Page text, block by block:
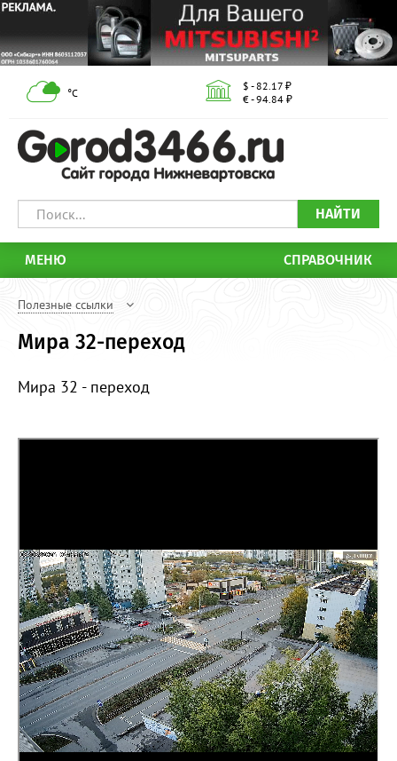
°С
$ - 82.17 ₽
€ - 94.84 ₽
НАЙТИ
МЕНЮ СПРАВОЧНИК
Полезные ссылки
Мира 32-переход
Мира 32 - переход